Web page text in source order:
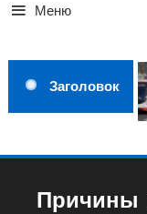
Меню
Заголовок
Причины